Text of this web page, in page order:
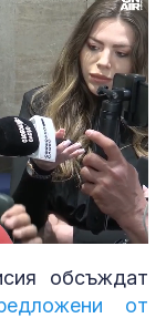
обсъждат
от